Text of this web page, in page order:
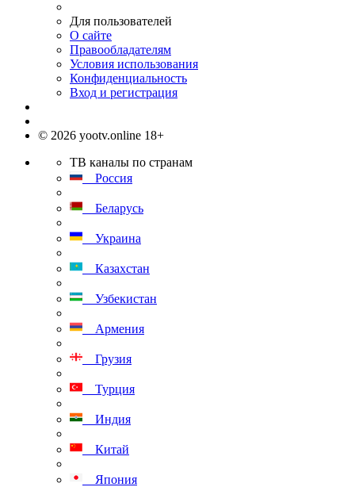
Для пользователей
О сайте
Правообладателям
Условия использования
Конфиденциальность
Вход и регистрация
© 2026 yootv.online 18+
ТВ каналы по странам
Россия
Беларусь
Украина
Казахстан
Узбекистан
Армения
Грузия
Турция
Индия
Китай
Япония